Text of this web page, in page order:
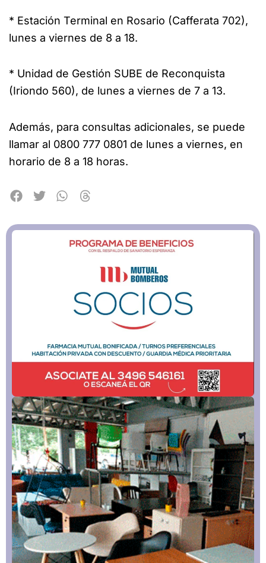
* Estación Terminal en Rosario (Cafferata 702),
lunes a viernes de 8 a 18.
* Unidad de Gestión SUBE de Reconquista
(Iriondo 560), de lunes a viernes de 7 a 13.
Además, para consultas adicionales, se puede
llamar al 0800 777 0801 de lunes a viernes, en
horario de 8 a 18 horas.